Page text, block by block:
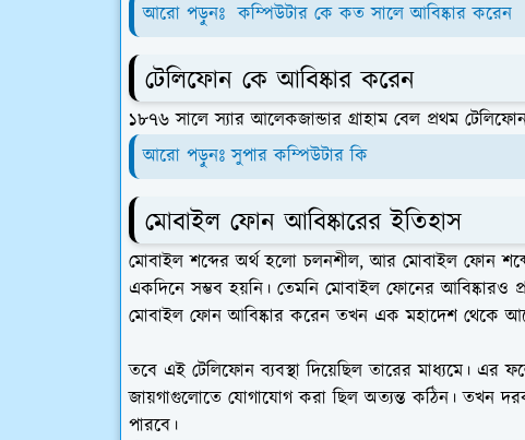
আরো পড়ুনঃ কম্পিউটার কে কত সালে আবিষ্কার করেন
টেলিফোন কে আবিষ্কার করেন
১৮৭৬ সালে স্যার আলেকজান্ডার গ্রাহাম বেল প্রথম
আরো পড়ুনঃ সুপার কম্পিউটার কি
মোবাইল ফোন আবিষ্কারের ইতিহাস
মোবাইল শব্দের অর্থ হলো চলনশীল, আর মোবাইল ফোন
একদিনে সম্ভব হয়নি। তেমনি মোবাইল ফোনের আবিষ্কারও
মোবাইল ফোন আবিষ্কার করেন তখন এক মহাদেশ থেকে
তবে এই টেলিফোন ব্যবস্থা দিয়েছিল তারের মাধ্যমে। এর
জায়গাগুলোতে যোগাযোগ করা ছিল অত্যন্ত কঠিন। তখন
পারবে।